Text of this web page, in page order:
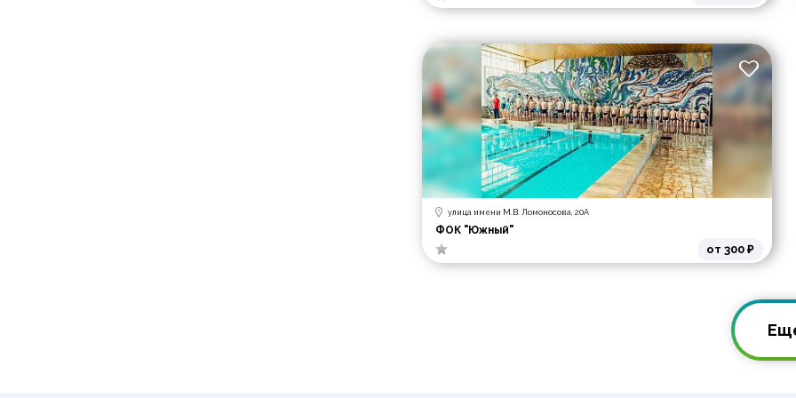
улица имени М.В. Ломоносова, 20А
ФОК "Южный"
от 300 ₽